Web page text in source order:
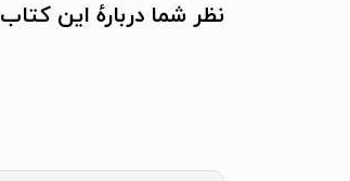
نظر شما دربارهٔ این کتاب